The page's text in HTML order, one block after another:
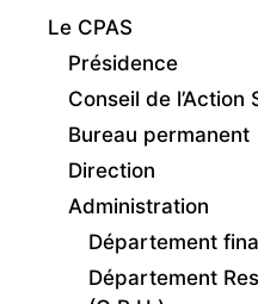
Le CPAS
Présidence
Conseil de l’Action
Bureau permanent
Direction
Administration
Département
Département